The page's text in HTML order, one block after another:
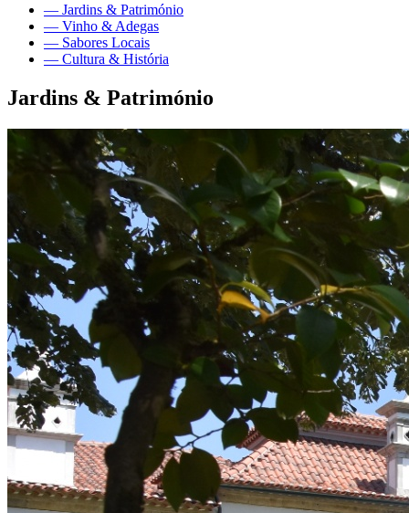
— Jardins & Património
— Vinho & Adegas
— Sabores Locais
— Cultura & História
Jardins & Património